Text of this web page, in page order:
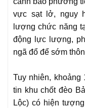
vực sạt lở, nguy
lượng chức năng
động lực lượng,
ngã đổ để sớm
Tuy nhiên, khoảng
tin khu chốt đèo
Lộc) có hiện